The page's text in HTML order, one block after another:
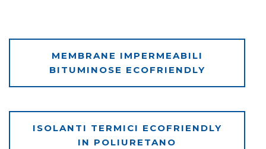
MEMBRANE IMPERMEABILI
BITUMINOSE ECOFRIENDLY
ISOLANTI TERMICI ECOFRIENDLY
IN POLIURETANO